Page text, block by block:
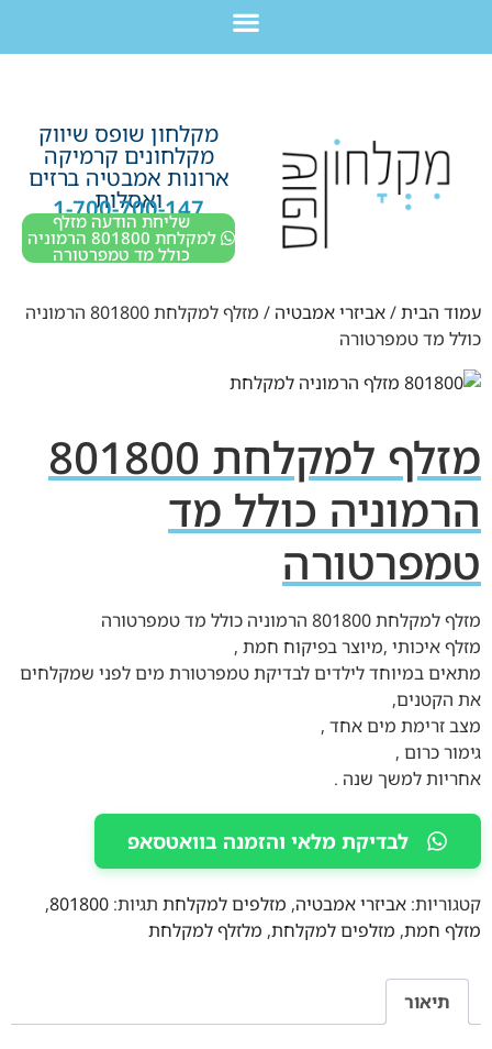
מקלחון שופס שיווק
מקלחונים קרמיקה
ארונות אמבטיה ברזים
ואסלות
1-700-700-147
שליחת הודעה מזלף
למקלחת 801800 הרמוניה
כולל מד טמפרטורה
עמוד הבית/אביזרי אמבטיה
/ מזלף למקלחת 801800 הרמוניה
כולל מד טמפרטורה
מזלף למקלחת 801800
הרמוניה כולל מד
טמפרטורה
מזלף למקלחת 801800 הרמוניה כולל מד טמפרטורה
מזלף איכותי ,מיוצר בפיקוח חמת ,
מתאים במיוחד לילדים לבדיקת טמפרטורת מים לפני שמקלחים
את הקטנים,
מצב זרימת מים אחד ,
גימור כרום ,
אחריות למשך שנה .
לבדיקת מלאי והזמנה בוואטסאפ
קטגוריות: אביזרי אמבטיה, מזלפים למקלחת תגיות: 801800
,
מזלף חמת, מזלפים למקלחת, מלזלף למקלחת
תיאור